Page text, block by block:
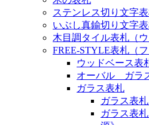
ステンレス切り文字
いぶし真鍮切り文字
木目調タイル表札（ウ
FREE-STYLE表札（
ウッドベース表
オーバル ガラ
ガラス表札
ガラス表
ガラス表